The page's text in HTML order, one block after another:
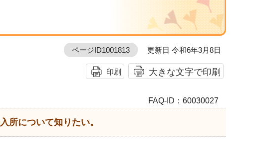
ページID1001813 更新日 令和6年3月8日
印刷 大きな文字で印刷
FAQ-ID：60030027
所について知りたい。